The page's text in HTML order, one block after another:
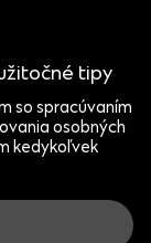
tipy
so spracúvaním
osobných
kedykoľvek